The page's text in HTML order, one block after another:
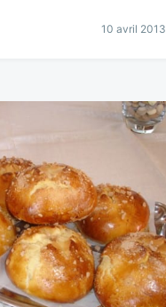
10 avril 2013